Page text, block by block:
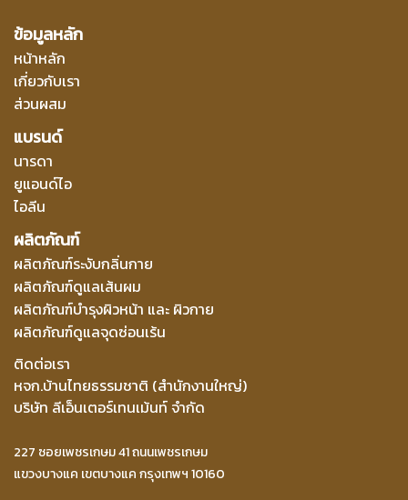
ข้อมูลหลัก
หน้าหลัก
เกี่ยวกับเรา
ส่วนผสม
แบรนด์
นารดา
ยูแอนด์ไอ
ไอลีน
ผลิตภัณฑ์
ผลิตภัณฑ์ระงับกลิ่นกาย
ผลิตภัณฑ์ดูแลเส้นผม
ผลิตภัณฑ์บำรุงผิวหน้า และ ผิวกาย
ผลิตภัณฑ์ดูแลจุดซ่อนเร้น
ติดต่อเรา
หจก.บ้านไทยธรรมชาติ (สำนักงานใหญ่)
บริษัท ลีเอ็นเตอร์เทนเม้นท์ จำกัด
227 ซอยเพชรเกษม 41 ถนนเพชรเกษม
แขวงบางแค เขตบางแค กรุงเทพฯ 10160